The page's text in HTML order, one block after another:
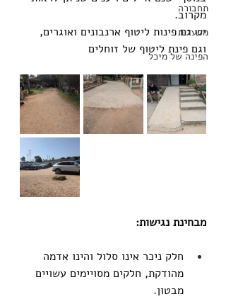
תחבורה
מסעדות
הפינה של מיכל
מקרוב.
יש גם פינות ליטוף ארנבונים ואוגרים,
וגם פינת ליטוף של זוחלים
מבחינת נגישות:
חלק ניכר אינו סלול והינו אדמה
מהודקת, חלקים מסויימים עשויים
מבטון.